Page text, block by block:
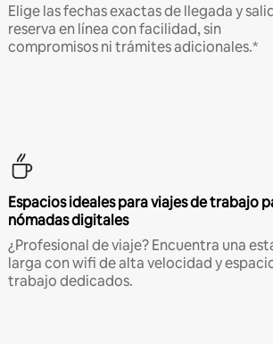
Elige las fechas exactas de llegada y
reserva en línea con facilidad, sin
compromisos ni trámites adicionales.*
Espacios ideales para viajes de trabajo
nómadas digitales
¿Profesional de viaje? Encuentra una
larga con wifi de alta velocidad y
trabajo dedicados.